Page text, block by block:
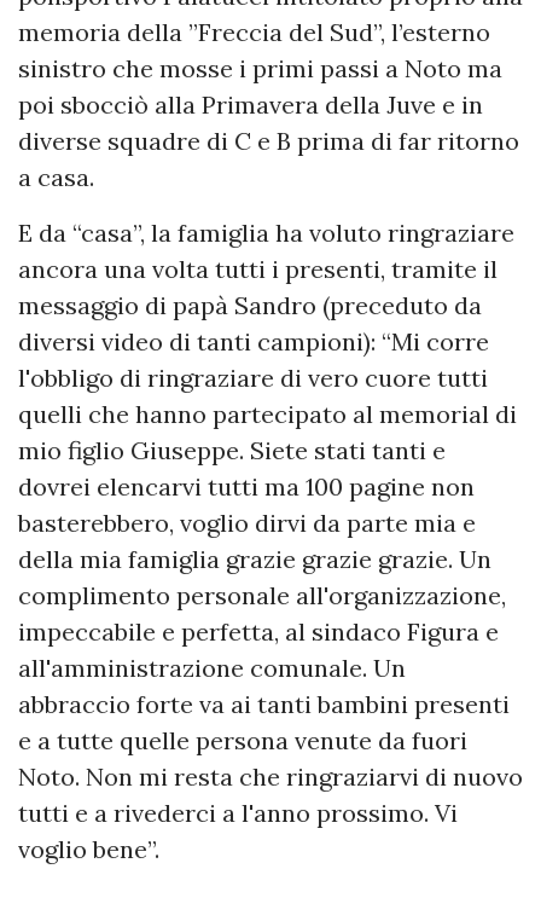
memoria della ”Freccia del Sud”, l’esterno
sinistro che mosse i primi passi a Noto ma
poi sbocciò alla Primavera della Juve e in
diverse squadre di C e B prima di far ritorno
a casa.
E da “casa”, la famiglia ha voluto ringraziare
ancora una volta tutti i presenti, tramite il
messaggio di papà Sandro (preceduto da
diversi video di tanti campioni): “Mi corre
l'obbligo di ringraziare di vero cuore tutti
quelli che hanno partecipato al memorial di
mio figlio Giuseppe. Siete stati tanti e
dovrei elencarvi tutti ma 100 pagine non
basterebbero, voglio dirvi da parte mia e
della mia famiglia grazie grazie grazie. Un
complimento personale all'organizzazione,
impeccabile e perfetta, al sindaco Figura e
all'amministrazione comunale. Un
abbraccio forte va ai tanti bambini presenti
e a tutte quelle persona venute da fuori
Noto. Non mi resta che ringraziarvi di nuovo
tutti e a rivederci a l'anno prossimo. Vi
voglio bene”.